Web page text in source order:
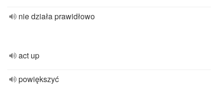
nie działa prawidłowo
act up
powiększyć